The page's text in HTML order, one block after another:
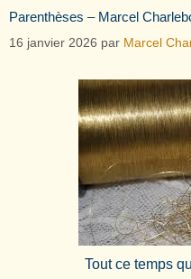
Parenthèses – Marcel
16 janvier 2026 par Marcel
Tout ce temps